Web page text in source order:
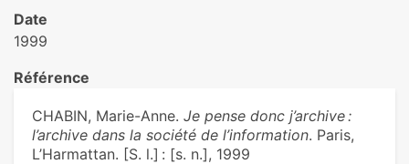
Date
1999
Référence
CHABIN, Marie-Anne. Je pense donc j’archive :
l’archive dans la société de l’information. Paris,
L’Harmattan. [S. l.] : [s. n.], 1999